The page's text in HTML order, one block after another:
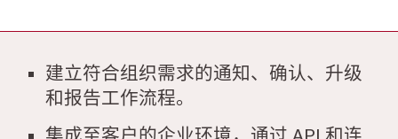
建立符合组织需求的通知、确认、升级
和报告工作流程。